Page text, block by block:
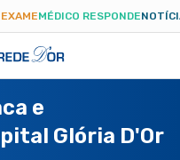
MÉDICO RESPONDE
e
Glória D'Or